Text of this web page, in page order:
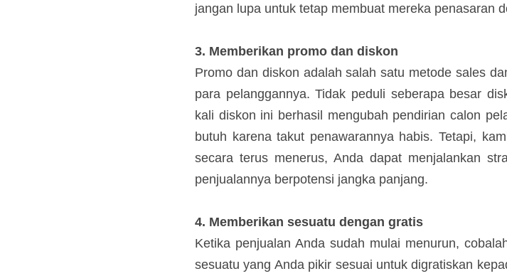
pelanggan tapi jangan lupa untuk tetap membuat
3. Memberikan promo dan diskon
Promo dan diskon adalah salah satu metode
menghipnotis para pelanggannya. Tidak peduli
perusahaan, sering kali diskon ini berhasil
awalnya ga butuh menjadi butuh karena takut
menyarankan hal ini untuk dilakukan secara terus
4. Memberikan sesuatu dengan gratis
Ketika penjualan Anda sudah mulai menurun,